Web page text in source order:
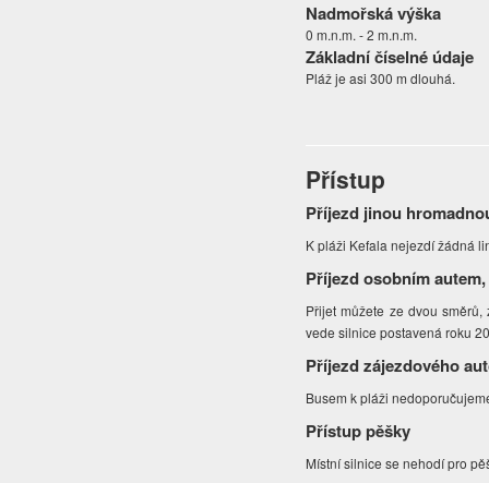
Nadmořská výška
0 m.n.m. - 2 m.n.m.
Základní číselné údaje
Pláž je asi 300 m dlouhá.
Přístup
Příjezd jinou
K pláži Kefala nejezdí žádná
Příjezd osobním
Přijet můžete ze dvou
vede silnice postavená roku
Příjezd zájezdového
Busem k pláži
Přístup pěšky
Místní silnice se nehodí pro